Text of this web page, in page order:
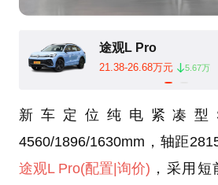
途观L Pro
21.38-26.68万元 5.67万
新车定位纯电紧凑型
4560/1896/1630mm，轴距
途观L Pro(配置|询价) ，采用短